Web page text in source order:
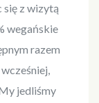
się z wizytą
wegańskie
razem
jedliśmy